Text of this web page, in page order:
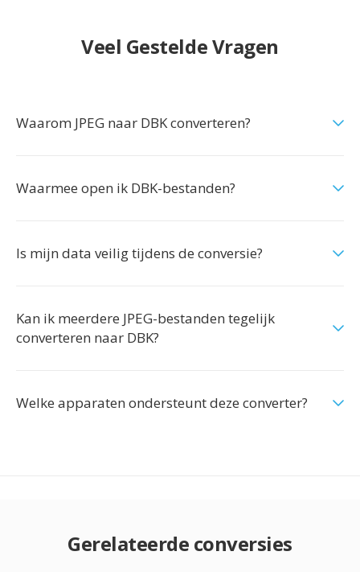
Veel Gestelde Vragen
Waarom JPEG naar DBK converteren?
Waarmee open ik DBK-bestanden?
Is mijn data veilig tijdens de conversie?
Kan ik meerdere JPEG-bestanden tegelijk
converteren naar DBK?
Welke apparaten ondersteunt deze converter?
Gerelateerde conversies